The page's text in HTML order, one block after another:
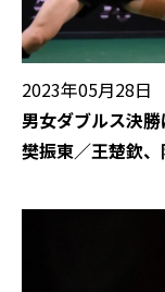
2023年05月28日
男女ダブルス決勝
樊振東／王楚欽